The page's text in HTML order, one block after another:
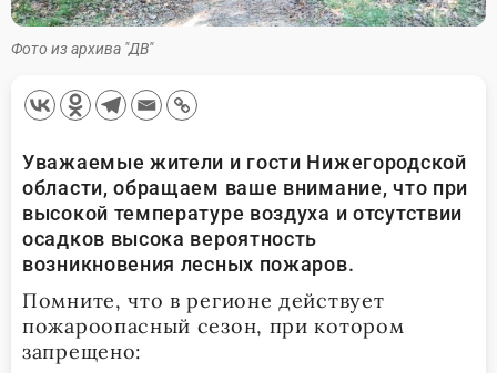
Фото из архива "ДВ"
Уважаемые жители и гости Нижегородской
области, обращаем ваше внимание, что при
высокой температуре воздуха и отсутствии
осадков высока вероятность
возникновения лесных пожаров.
Помните, что в регионе действует
пожароопасный сезон, при котором
запрещено: